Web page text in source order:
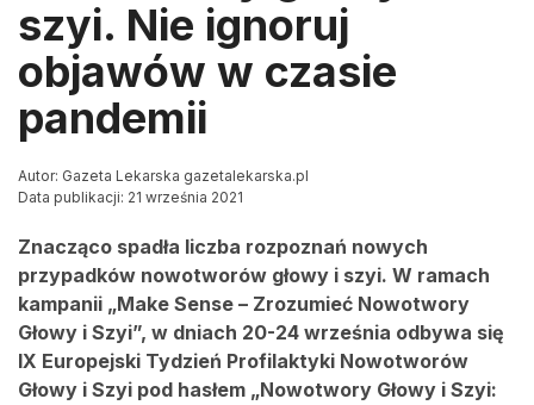
szyi. Nie ignoruj
objawów w czasie
pandemii
Autor: Gazeta Lekarska gazetalekarska.pl
Data publikacji: 21 września 2021
Znacząco spadła liczba rozpoznań nowych
przypadków nowotworów głowy i szyi. W ramach
kampanii „Make Sense – Zrozumieć Nowotwory
Głowy i Szyi”, w dniach 20-24 września odbywa się
IX Europejski Tydzień Profilaktyki Nowotworów
Głowy i Szyi pod hasłem „Nowotwory Głowy i Szyi: